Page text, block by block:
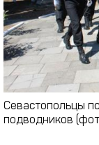
Севастопольцы
подводников